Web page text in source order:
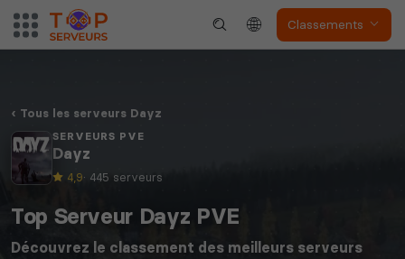
Classements
Tous les serveurs Dayz
SERVEURS PVE
Dayz
4,9· 445 serveurs
Top Serveur Dayz PVE
Découvrez le classement des meilleurs serveurs